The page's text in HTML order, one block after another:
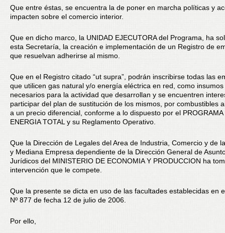
Que entre éstas, se encuentra la de poner en marcha políticas y
impacten sobre el comercio interior.
Que en dicho marco, la UNIDAD EJECUTORA del Programa, ha
esta Secretaría, la creación e implementación de un Registro de
que resuelvan adherirse al mismo.
Que en el Registro citado “ut supra”, podrán inscribirse todas las
que utilicen gas natural y/o energía eléctrica en red, como insumos
necesarios para la actividad que desarrollan y se encuentren
participar del plan de sustitución de los mismos, por combustibles
a un precio diferencial, conforme a lo dispuesto por el PROGRAMA
ENERGIA TOTAL y su Reglamento Operativo.
Que la Dirección de Legales del Area de Industria, Comercio y de
y Mediana Empresa dependiente de la Dirección General de
Jurídicos del MINISTERIO DE ECONOMIA Y PRODUCCION ha
intervención que le compete.
Que la presente se dicta en uso de las facultades establecidas en
Nº 877 de fecha 12 de julio de 2006.
Por ello,